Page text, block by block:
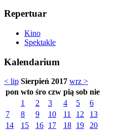
Repertuar
Kino
Spektakle
Kalendarium
< lip Sierpień 2017 wrz >
pon wto śro czw pią sob nie
1
2 3 4 5
6
7
8 9 10 11 12
13
14
15 16 17 18 19
20